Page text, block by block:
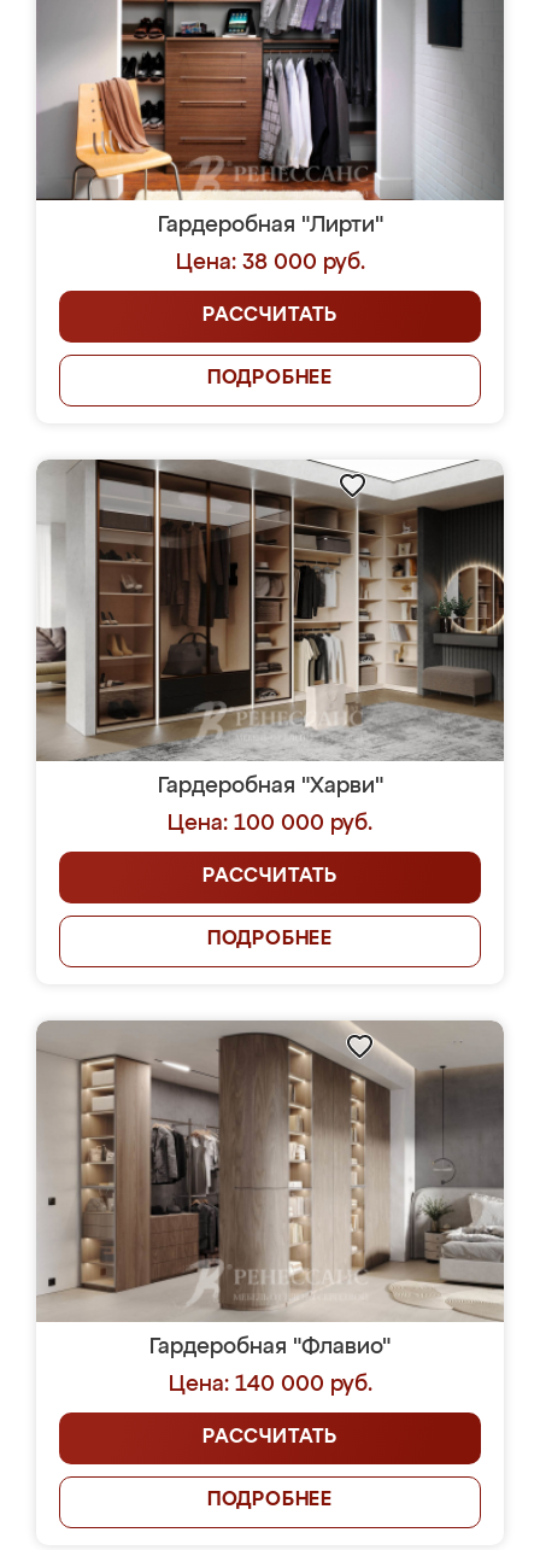
Гардеробная "Лирти"
Цена: 38 000 руб.
РАССЧИТАТЬ
ПОДРОБНЕЕ
Гардеробная "Харви"
Цена: 100 000 руб.
РАССЧИТАТЬ
ПОДРОБНЕЕ
Гардеробная "Флавио"
Цена: 140 000 руб.
РАССЧИТАТЬ
ПОДРОБНЕЕ